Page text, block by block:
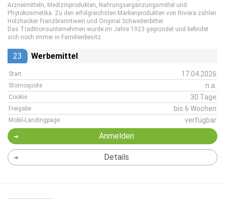
Arzneimitteln, Medizinprodukten, Nahrungsergänzungsmittel und
Phytokosmetika. Zu den erfolgreichsten Markenprodukten von Riviera zählen
Holzhacker Franzbranntwein und Original Schwedenbitter.
Das Traditionsunternehmen wurde im Jahre 1923 gegründet und befindet
sich noch immer in Familienbesitz.
23 Werbemittel
Start 17.04.2026
Stornoquote n.a.
Cookie 30 Tage
Freigabe bis 6 Wochen
Mobil-Landingpage verfügbar
Anmelden
Details